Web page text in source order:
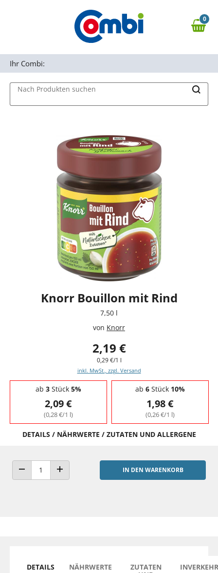
Zur Navigation springen
0,00 €
0
Nach Produkten suchen
Ihr Combi:
Knorr Bouillon mit Rind
7,50 l
von Knorr
2,19 €
0,29 €/1 l
inkl. MwSt., zzgl. Versand
Staffelpreise - Mengenrabatt
ab 3Stück 5%
2,09 €
(0,28 €/1 l)
ab 6Stück 10%
1,98 €
(0,26 €/1 l)
DETAILS / NÄHRWERTE / ZUTATEN UND ALLERGENE
ANZAHL VERRINGERNANZAHL ERHÖHEN
IN DEN WARENKORB
DETAILS NÄHRWERTE
ZUTATEN